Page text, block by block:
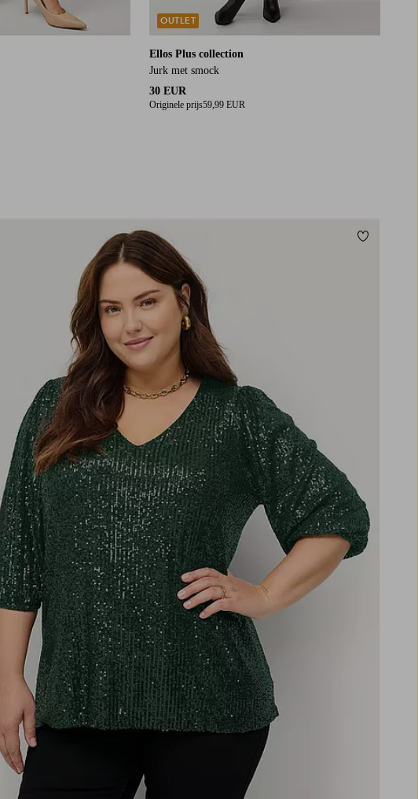
Ellos Plus collection
Jurk met smock
30 EUR
Originele prijs59,99 EUR
OUTLET